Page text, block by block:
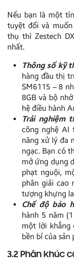
Nếu bạn là một
tuyệt đối và
thụ thì Zestech
nhất.
Thông số kỹ
hàng đầu thị
SM6115 – 8
8GB và bộ
hệ điều hành
Trải nghiệm
công nghệ AI
năng xử lý đa
ngạc. Bạn có
mở ứng dụng
phạt nguội,
phân giải cao
tượng khựng
Chế độ bảo
hành 5 năm
một lời khẳng
bền bỉ của sản
3.2 Phân khúc